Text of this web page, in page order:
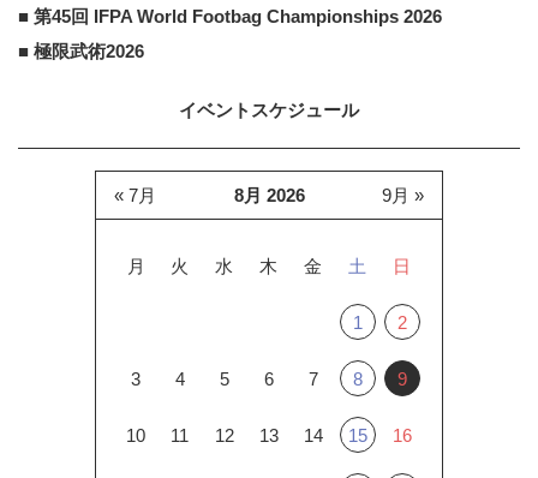
■ 第45回 IFPA World Footbag Championships 2026
■ 極限武術2026
イベントスケジュール
8月 2026
月 火 水 木 金 土 日
1 2
3 4 5 6 7 8 9
10 11 12 13 14 15 16
« 7月 9月 »